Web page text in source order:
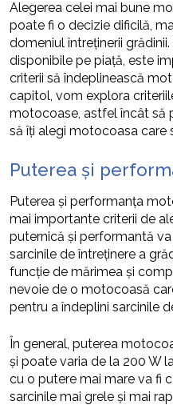
Alegerea celei mai bune
poate fi o decizie dificilă,
domeniul întreținerii
disponibile pe piață, este
criterii să îndeplinească
capitol, vom explora
motocoase, astfel încât să
să îți alegi motocoasa care
Puterea și
Puterea și performanța
mai importante criterii de
puternică și performantă
sarcinile de întreținere a
funcție de mărimea și
nevoie de o motocoasă
pentru a îndeplini sarcinile
În general, puterea
și poate varia de la 200 W
cu o putere mai mare va fi
sarcinile mai grele și mai